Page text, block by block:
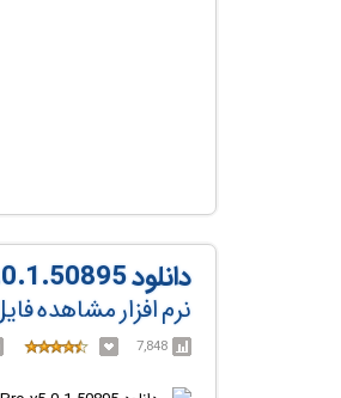
دانلود Primavera Reader Pro v5.0.1.50895
نرم افزار مشاهده
7,848